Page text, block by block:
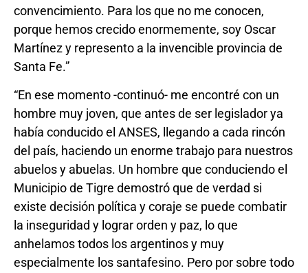
convencimiento. Para los que no me conocen,
porque hemos crecido enormemente, soy Oscar
Martínez y represento a la invencible provincia de
Santa Fe.”
“En ese momento -continuó- me encontré con un
hombre muy joven, que antes de ser legislador ya
había conducido el ANSES, llegando a cada rincón
del país, haciendo un enorme trabajo para nuestros
abuelos y abuelas. Un hombre que conduciendo el
Municipio de Tigre demostró que de verdad si
existe decisión política y coraje se puede combatir
la inseguridad y lograr orden y paz, lo que
anhelamos todos los argentinos y muy
especialmente los santafesino. Pero por sobre todo